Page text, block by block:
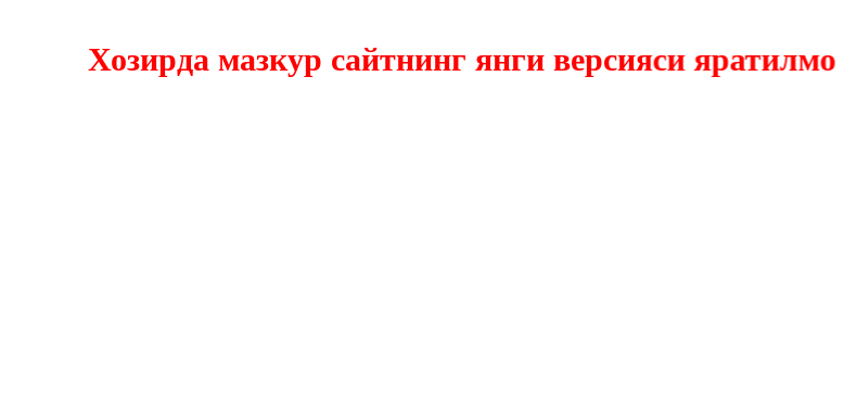
Хозирда мазкур сайтнинг янги версияси яратилмокда